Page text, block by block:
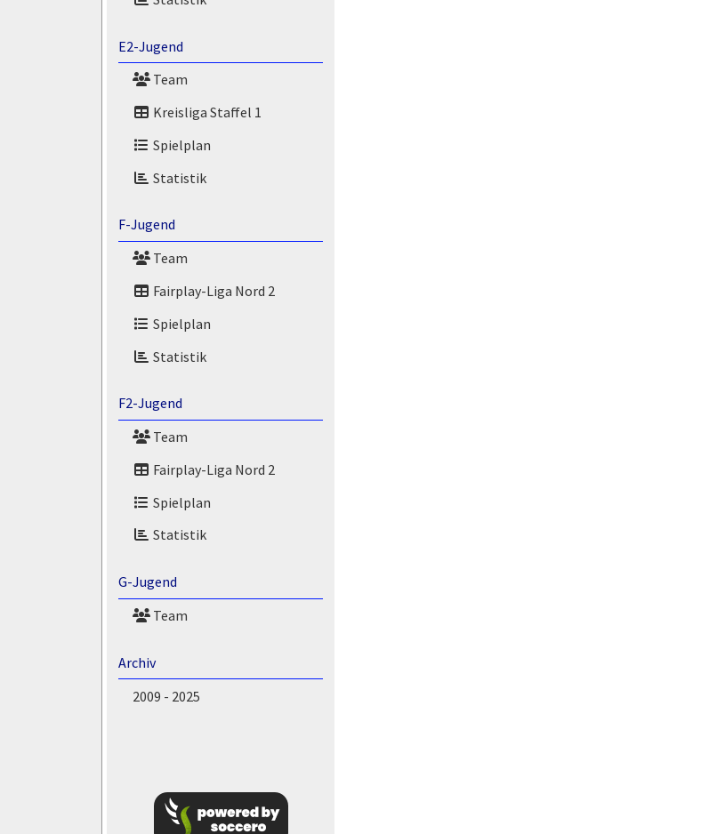
E2-Jugend
Team
Kreisliga Staffel 1
Spielplan
Statistik
F-Jugend
Team
Fairplay-Liga Nord 2
Spielplan
Statistik
F2-Jugend
Team
Fairplay-Liga Nord 2
Spielplan
Statistik
G-Jugend
Team
Archiv
2009 - 2025